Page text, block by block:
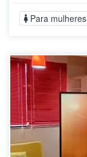
Para mulheres